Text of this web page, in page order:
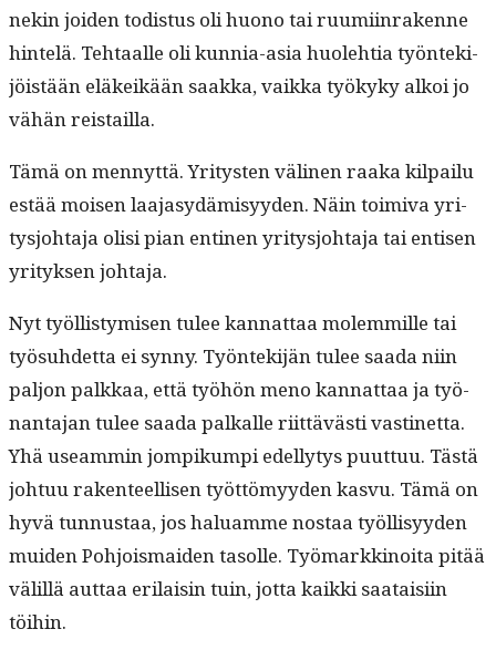
nekin joiden todis­tus oli huono tai ruumi­in­rakenne
hin­telä. Tehtaalle oli kun­nia-asia huole­htia työn­tek­i­
jöistään eläkeikään saak­ka, vaik­ka työkyky alkoi jo
vähän reistailla.
Tämä on men­nyt­tä. Yri­tys­ten väli­nen raa­ka kil­pailu
estää moi­sen laa­jasy­dämisyy­den. Näin toimi­va yri­
tysjo­hta­ja olisi pian enti­nen yri­tysjo­hta­ja tai entisen
yri­tyk­sen johtaja.
Nyt työl­listymisen tulee kan­nat­taa molem­mille tai
työ­suhdet­ta ei syn­ny. Työn­tek­i­jän tulee saa­da niin
paljon palkkaa, että työhön meno kan­nat­taa ja työ­
nan­ta­jan tulee saa­da pal­ka­lle riit­tävästi vastinet­ta.
Yhä use­am­min jom­pikumpi edel­ly­tys puut­tuu. Tästä
johtuu rak­en­teel­lisen työt­tömyy­den kasvu. Tämä on
hyvä tun­nus­taa, jos halu­amme nos­taa työl­lisyy­den
muiden Pohjo­is­maid­en tasolle. Työ­markki­noi­ta pitää
välil­lä aut­taa eri­laisin tuin, jot­ta kaik­ki saataisi­in
töihin.